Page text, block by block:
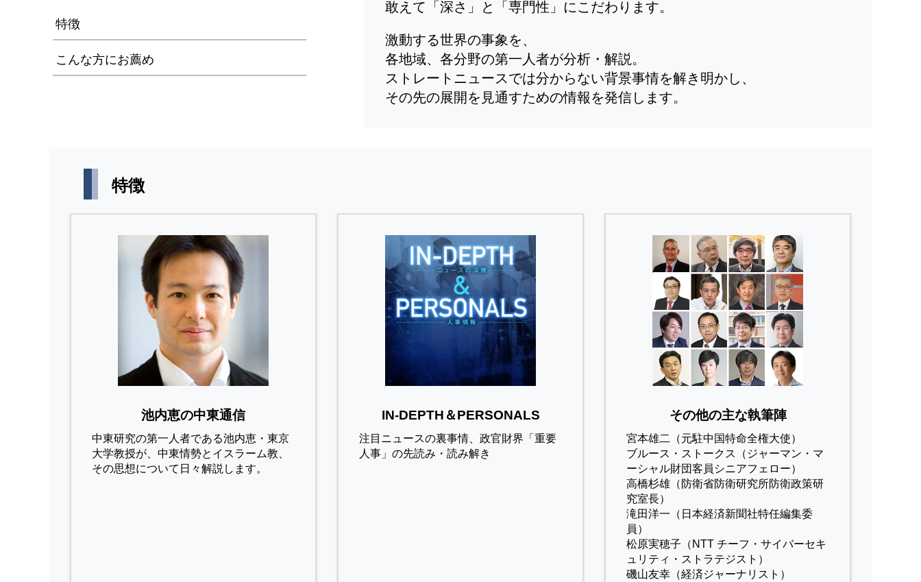
特徴
こんな方にお薦め
敢えて「深さ」と「専門性」にこだわります。
激動する世界の事象を、
各地域、各分野の第一人者が分析・解説。
ストレートニュースでは分からない背景事情を解き明かし、
その先の展開を見通すための情報を発信します。
特徴
池内恵の中東通信
中東研究の第⼀⼈者である池内恵・東京
⼤学教授が、中東情勢とイスラーム教、
その思想について⽇々解説します。
IN-DEPTH＆PERSONALS
注目ニュースの裏事情、政官財界「重要
人事」の先読み・読み解き
その他の主な執筆陣
宮本雄二（元駐中国特命全権大使）
ブルース・ストークス（ジャーマン・マ
ーシャル財団客員シニアフェロー）
高橋杉雄（防衛省防衛研究所防衛政策研
究室長）
滝田洋一（日本経済新聞社特任編集委
員）
松原実穂子（NTT チーフ・サイバーセキ
ュリティ・ストラテジスト）
磯山友幸（経済ジャーナリスト）